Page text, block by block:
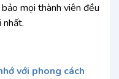
mọi thành viên đều
nhất.
với phong cách